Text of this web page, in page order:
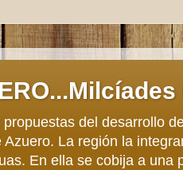
del desarrollo
La región la
En ella se cobija a